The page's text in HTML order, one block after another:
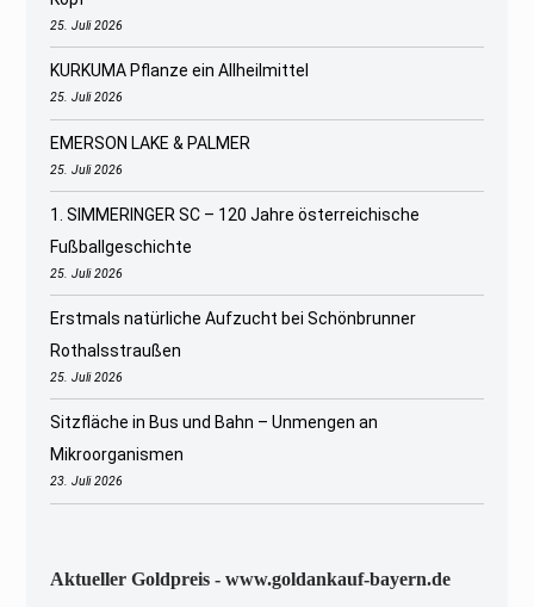
25. Juli 2026
KURKUMA Pflanze ein Allheilmittel
25. Juli 2026
EMERSON LAKE & PALMER
25. Juli 2026
1. SIMMERINGER SC – 120 Jahre österreichische
Fußballgeschichte
25. Juli 2026
Erstmals natürliche Aufzucht bei Schönbrunner
Rothalsstraußen
25. Juli 2026
Sitzfläche in Bus und Bahn – Unmengen an
Mikroorganismen
23. Juli 2026
Aktueller Goldpreis - www.goldankauf-bayern.de